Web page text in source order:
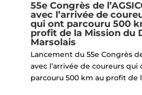
55e Congrès de
avec l’arrivée de
qui ont parcouru 500
profit de la Mission du
Marsolais
Lancement du 55e Congrès de
avec l’arrivée de coureurs qui
parcouru 500 km au profit de